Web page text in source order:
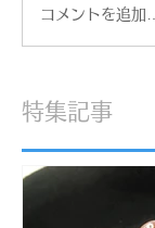
コメントを追加…
特集記事